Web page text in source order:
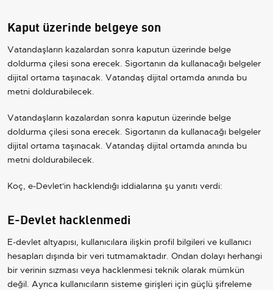
Kaput üzerinde belgeye son
Vatandaşların kazalardan sonra kaputun üzerinde belge
doldurma çilesi sona erecek. Sigortanın da kullanacağı belgeler
dijital ortama taşınacak. Vatandaş dijital ortamda anında bu
metni doldurabilecek.
Vatandaşların kazalardan sonra kaputun üzerinde belge
doldurma çilesi sona erecek. Sigortanın da kullanacağı belgeler
dijital ortama taşınacak. Vatandaş dijital ortamda anında bu
metni doldurabilecek.
Koç, e-Devlet'in hacklendığı iddialarına şu yanıtı verdi:
E-Devlet hacklenmedi
E-devlet altyapısı, kullanıcılara ilişkin profil bilgileri ve kullanıcı
hesapları dışında bir veri tutmamaktadır. Ondan dolayı herhangi
bir verinin sızması veya hacklenmesi teknik olarak mümkün
değil. Ayrıca kullanıcıların sisteme girişleri için güçlü şifreleme